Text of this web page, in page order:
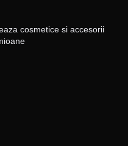
cosmetice si accesorii